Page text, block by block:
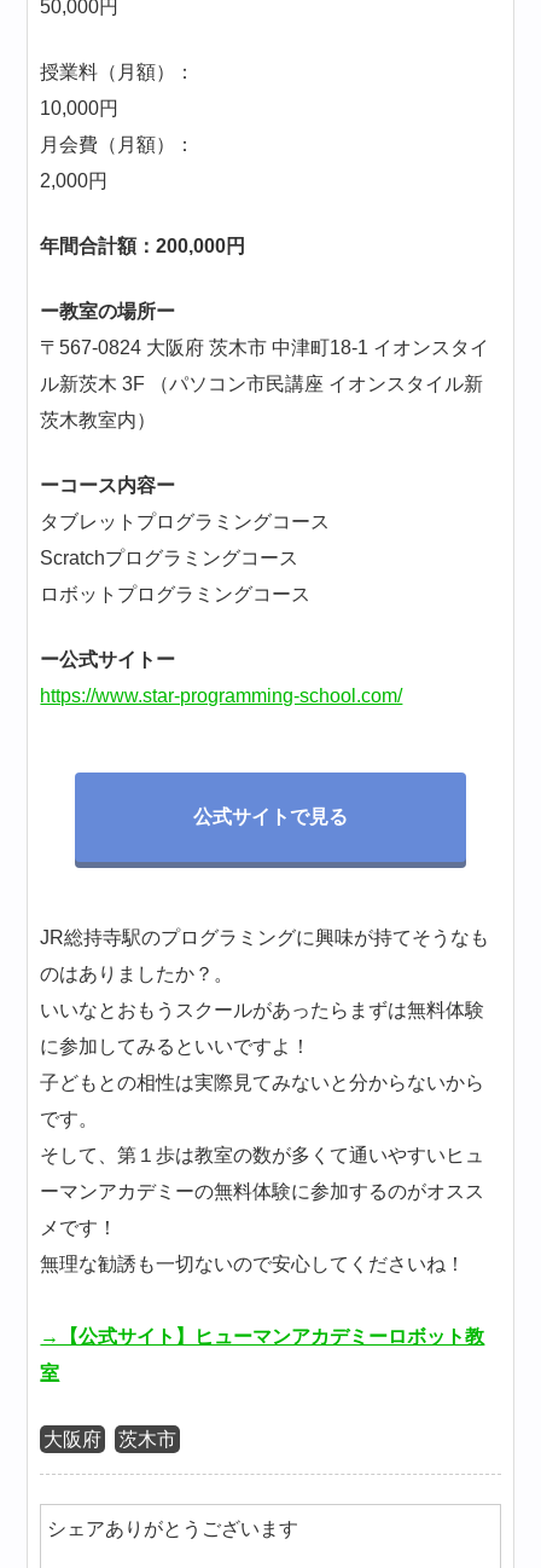
50,000円
授業料（月額）：
10,000円
月会費（月額）：
2,000円
年間合計額：200,000円
ー教室の場所ー
〒567-0824 大阪府 茨木市 中津町18-1 イオンスタイ
ル新茨木 3F （パソコン市民講座 イオンスタイル新
茨木教室内）
ーコース内容ー
タブレットプログラミングコース
Scratchプログラミングコース
ロボットプログラミングコース
ー公式サイトー
https://www.star-programming-school.com/
公式サイトで見る
JR総持寺駅のプログラミングに興味が持てそうなも
のはありましたか？。
いいなとおもうスクールがあったらまずは無料体験
に参加してみるといいですよ！
子どもとの相性は実際見てみないと分からないから
です。
そして、第１歩は教室の数が多くて通いやすいヒュ
ーマンアカデミーの無料体験に参加するのがオスス
メです！
無理な勧誘も一切ないので安心してくださいね！
→【公式サイト】ヒューマンアカデミーロボット教
室
大阪府 茨木市
シェアありがとうございます